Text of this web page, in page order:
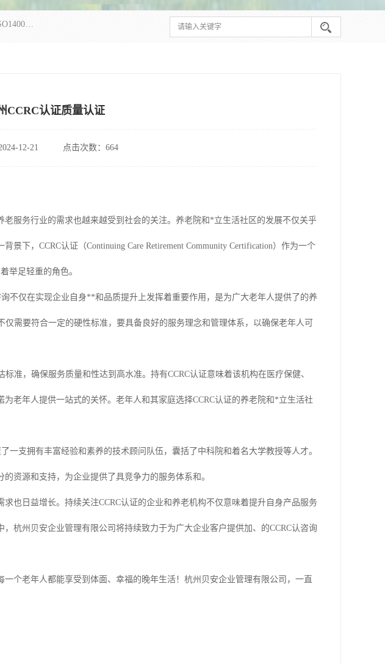
杭州贝安企业管理有限公司主营：ISO9000、ISO9000认证、ISO9001认证、ISO14000认证、ISO14001认证等系列企业认证服务。
CCRC认证质量认证
12-21 点击次数：664
服务行业的需求也越来越受到社会的关注。养老院和*立生活社区的发展不仅关乎
下，CCRC认证（Continuing Care Retirement Community Certification）作为一个
举足轻重的角色。
不仅在实现企业自身**和品质提升上发挥着重要作用，是为广大老年人提供了的养
需要符合一定的硬性标准，要具备良好的服务理念和管理体系，以确保老年人可
准，确保服务质量和性达到高水准。持有CCRC认证意味着该机构在医疗保健、
老年人提供一站式的关怀。老年人和其家庭选择CCRC认证的养老院和*立生活社
一支拥有丰富经验和素养的技术顾问队伍，囊括了中科院和着名大学教授等人才。
资源和支持，为企业提供了具竞争力的服务体系和。
也日益增长。持续关注CCRC认证的企业和养老机构不仅意味着提升自身产品服务
杭州贝安企业管理有限公司将持续致力于为广大企业客户提供加、的CCRC认咨询
个老年人都能享受到体面、幸福的晚年生活！杭州贝安企业管理有限公司，一直